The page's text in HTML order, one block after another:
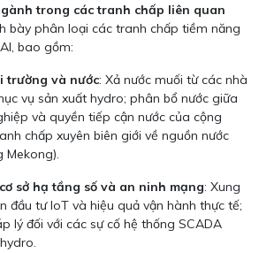
trong các tranh chấp liên quan
bày phân loại các tranh chấp tiềm năng
bao gồm:
trường và nước: Xả nước muối từ các nhà
vụ sản xuất hydro; phân bổ nước giữa
và quyền tiếp cận nước của cộng
chấp xuyên biên giới về nguồn nước
sở hạ tầng số và an ninh mạng: Xung
đầu tư IoT và hiệu quả vận hành thực tế;
lý đối với các sự cố hệ thống SCADA